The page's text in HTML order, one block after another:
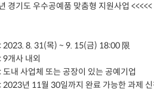
경기도 우수공예품 맞춤형 지원사업 <<<<<
8. 31(목) ~ 9. 15(금) 18:00 限
개사 내외
내 사업체 또는 공장이 있는 공예기업
년 11월 30일까지 완료 가능한 과제